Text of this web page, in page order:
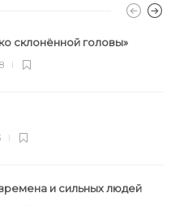
склонённой головы»
и сильных людей